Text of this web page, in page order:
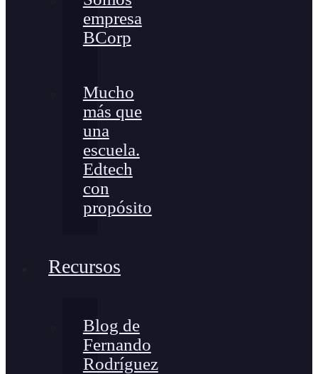
empresa
BCorp
Mucho
más que
una
escuela.
Edtech
con
propósito
Recursos
Blog de
Fernando
Rodríguez